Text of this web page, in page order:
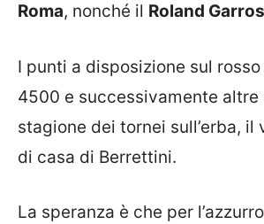
Roma, nonché il Roland
I punti a disposizione sul rosso
4500 e successivamente altre
stagione dei tornei sull’erba, il
di casa di Berrettini.
La speranza è che per